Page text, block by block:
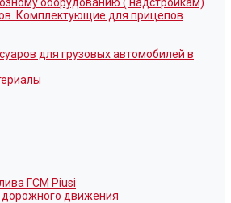
Комплектующие для прицепов
для грузовых автомобилей в
ГСМ Piusi
дорожного движения